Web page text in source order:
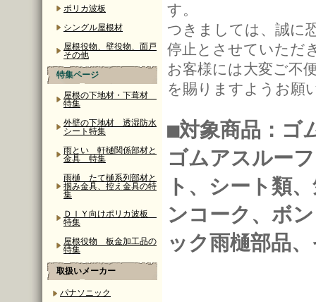
ポリカ波板
シングル屋根材
屋根役物、壁役物、面戸
その他
特集ページ
屋根の下地材・下葺材
特集
外壁の下地材 透湿防水
シート特集
雨とい 軒樋関係部材と
金具 特集
雨樋 たて樋系列部材と
掴み金具、控え金具の特
集
ＤＩＹ向けポリカ波板
特集
屋根役物 板金加工品の
特集
取扱いメーカー
パナソニック
す。
つきましては、誠に
停止とさせていただ
お客様には大変ご不
を賜りますようお願
■対象商品：ゴ
ゴムアスルー
ト、シート類
ンコーク、ボ
ック雨樋部品